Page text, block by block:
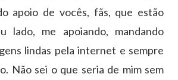
apoio de vocês, fãs, que estão
lado, me apoiando, mandando
lindas pela internet e sempre
Não sei o que seria de mim sem